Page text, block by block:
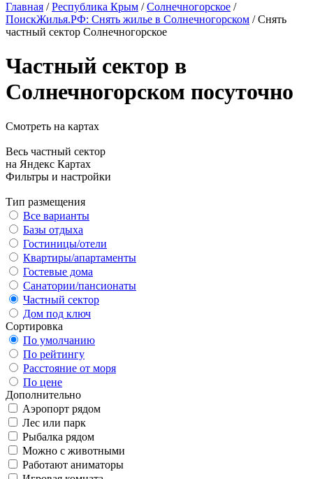
Главная /Республика Крым /Солнечногорское /
ПоискЖилья.РФ: Снять жилье в Солнечногорском / Снять
частный сектор Солнечногорское
Частный сектор в
Солнечногорском посуточно
Смотреть на картах
Весь частный сектор
на Яндекс Картах
Фильтры и настройки
Тип размещения
Все варианты
Базы отдыха
Гостиницы/отели
Квартиры/апартаменты
Гостевые дома
Санатории/пансионаты
Частный сектор
Дом под ключ
Сортировка
По умолчанию
По рейтингу
Расстояние от моря
По цене
Дополнительно
Аэропорт рядом
Лес или парк
Рыбалка рядом
Можно с животными
Работают аниматоры